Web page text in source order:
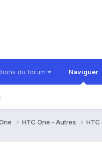
du forum Naviguer
HTC One - Autres HTC